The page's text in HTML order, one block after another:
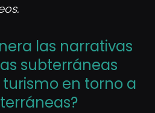
las narrativas
subterráneas
en torno a